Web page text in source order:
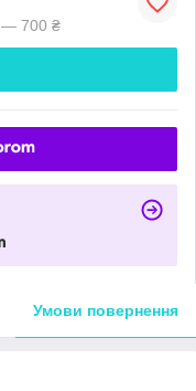
— 700 ₴
Умови повернення